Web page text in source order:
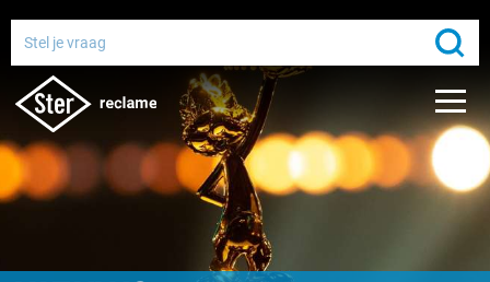
Bereik miljoenen Nederlanders
Adverteren bij de publieke omroep
Gratis media-advies